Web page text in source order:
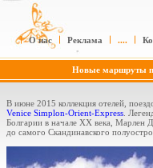
О нас Реклама ....
Новые маршруты
В июне 2015 коллекция отелей,
Venice Simplon-Orient-Express .
Болгарии в начале XX века, Марлен
до самого Скандинавского